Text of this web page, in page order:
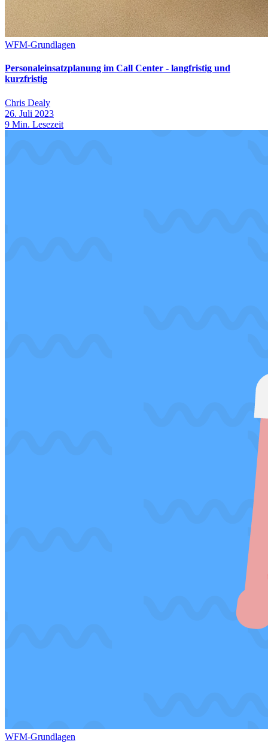
WFM-Grundlagen
Personaleinsatzplanung im Call Center - langfristig und
kurzfristig
Chris Dealy
26. Juli 2023
9 Min. Lesezeit
WFM-Grundlagen